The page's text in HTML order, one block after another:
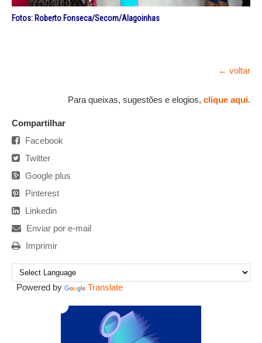
Fotos: Roberto Fonseca/Secom/Alagoinhas
← voltar
Para queixas, sugestões e elogios, clique aqui.
Compartilhar
Facebook
Twitter
Google plus
Pinterest
Linkedin
Enviar por e-mail
Imprimir
Powered by Translate